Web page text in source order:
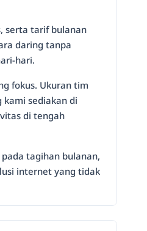
serta tarif bulanan
daring tanpa
hari.
fokus. Ukuran tim
sediakan di
di tengah
tagihan bulanan,
internet yang tidak